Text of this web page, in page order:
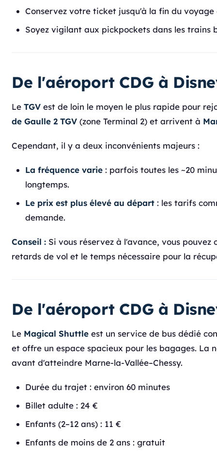
Conservez votre ticket jusqu'à la fin du
Soyez vigilant aux pickpockets dans les trains
De l'aéroport CDG à
Le TGV est de loin le moyen le plus rapide pour
de Gaulle 2 TGV (zone Terminal 2) et arrivent à
Cependant, il y a deux inconvénients majeurs :
La fréquence varie : parfois toutes les ~20
longtemps.
Le prix est plus élevé au départ : les tarifs
demande.
Conseil : Si vous réservez à l'avance, vous
retards de vol et le temps nécessaire pour la
De l'aéroport CDG à
Le Magical Shuttle est un service de bus dédié
et offre un espace spacieux pour les bagages. La
avant d'atteindre Marne-la-Vallée–Chessy.
Durée du trajet : environ 60 minutes
Billet adulte : 24 €
Enfants (2–12 ans) : 11 €
Enfants de moins de 2 ans : gratuit